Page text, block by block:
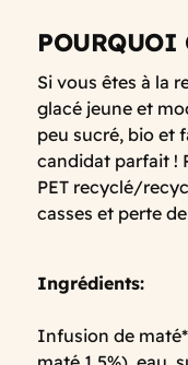
Si vous êtes à la
glacé jeune et
peu sucré, bio et
candidat parfait !
PET recyclé/
casses et perte
Ingrédients:
Infusion de